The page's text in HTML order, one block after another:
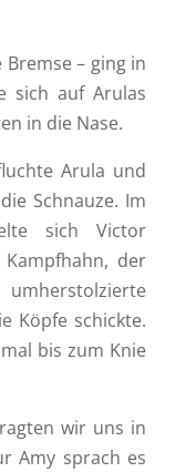
– ging in
sich auf Arulas
in die Nase.
Arula und
Schnauze. Im
sich Victor
der
Köpfe schickte.
bis zum Knie
wir uns in
Amy sprach es